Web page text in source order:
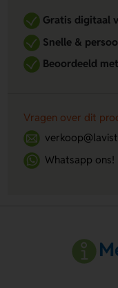
Gratis digitaal
Snelle &
Beoordeeld
Vragen over dit
Whatsapp ons!